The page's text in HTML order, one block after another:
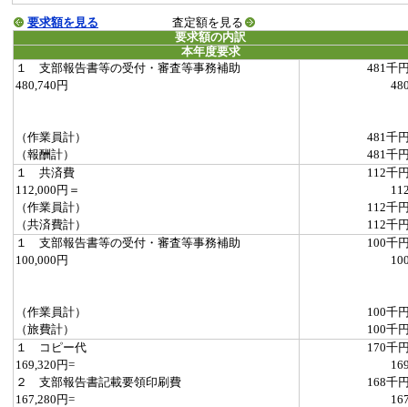
要求額を見る
査定額を見る
要求額の内訳
本年度要求
１ 支部報告書等の受付・審査等事務補助
481千
480,740円
（作業員計）
481千
（報酬計）
481千
１ 共済費
112千
112,000円＝
（作業員計）
112千
（共済費計）
112千
１ 支部報告書等の受付・審査等事務補助
100千
100,000円
（作業員計）
100千
（旅費計）
100千
１ コピー代
170千
169,320円=
２ 支部報告書記載要領印刷費
168千
167,280円=